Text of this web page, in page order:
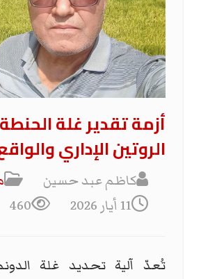
أزمة تقدير غلة
الروتين الإداري
كاظم عبد حسين
11 أيار 2026
460
تُعدّ آلية تحديد غلة